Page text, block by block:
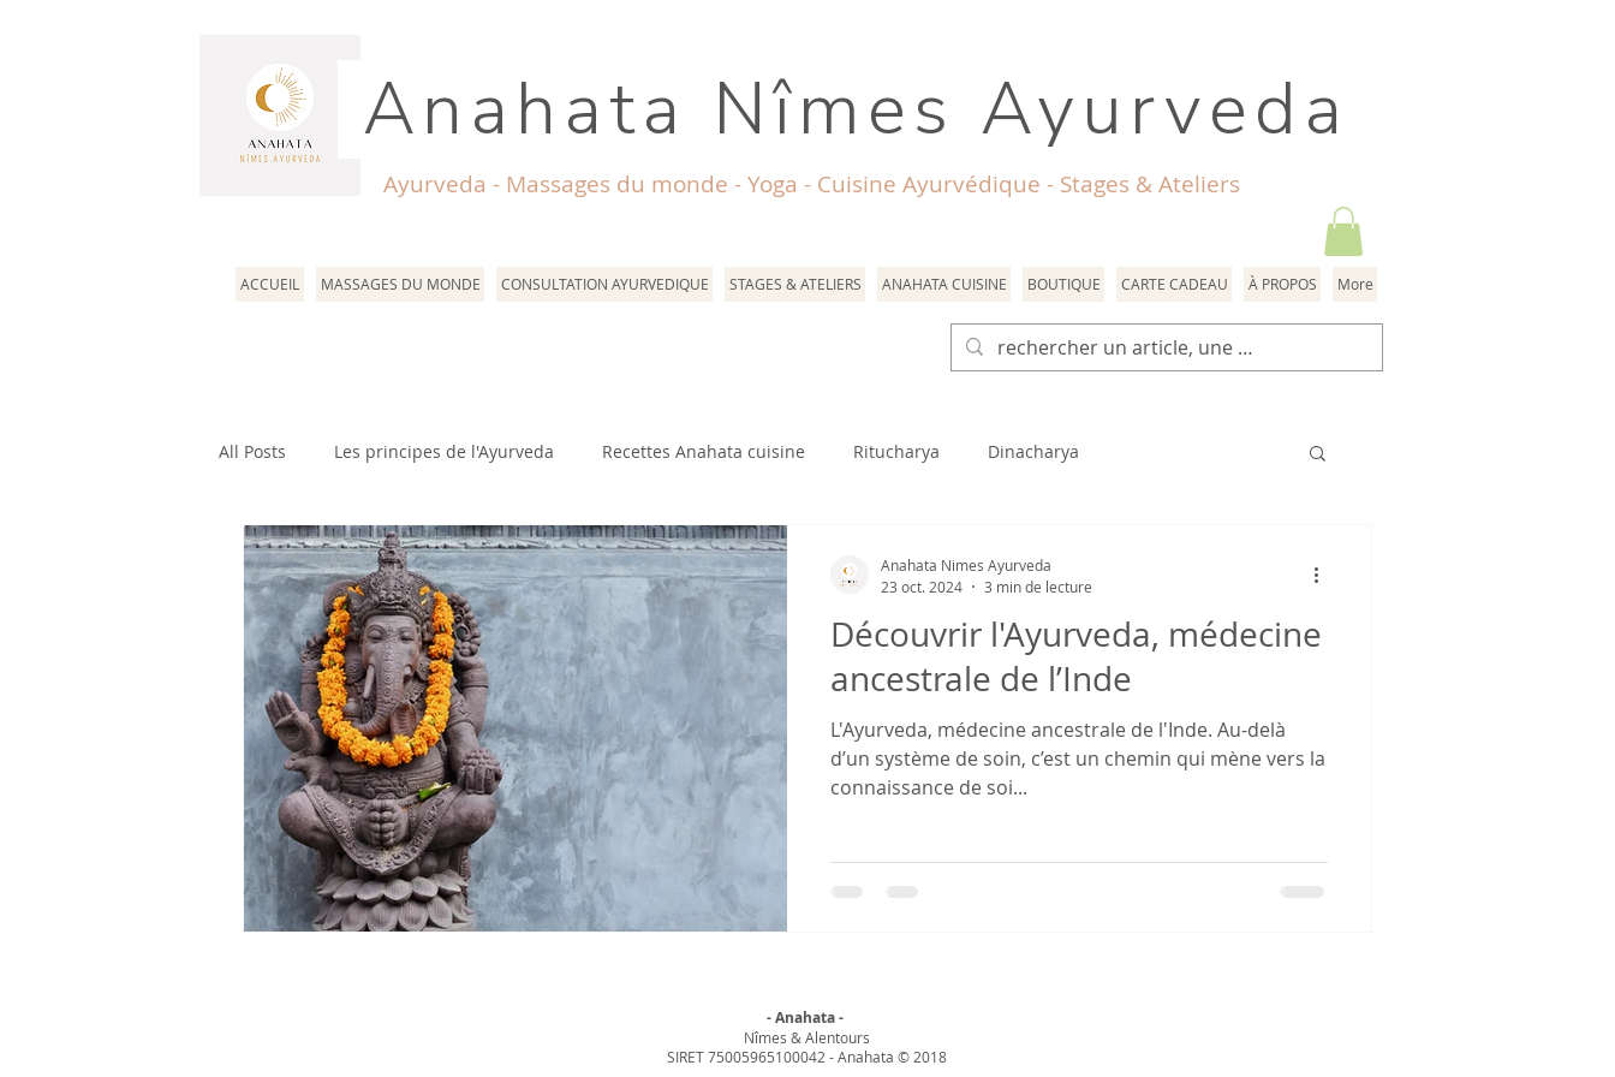
Anahata Nîmes Ayurveda
Ayurveda - Massages du monde - Yoga - Cuisine Ayurvédique - Stages & Ateliers
ACCUEIL MASSAGES DU MONDE CONSULTATION AYURVEDIQUE STAGES & ATELIERS ANAHATA CUISINE BOUTIQUE CARTE CADEAU À PROPOS More
All Posts Les principes de l'Ayurveda Recettes Anahata cuisine Ritucharya Dinacharya
Nutrition ayurvédique Yoga
Découvrir l'Ayurveda, médecine
ancestrale de l’Inde
L'Ayurveda, médecine ancestrale de l'Inde. Au-delà
d’un système de soin, c’est un chemin qui mène vers la
connaissance de soi...
Anahata Nimes Ayurveda
23 oct. 2024
3 min de lecture
- Anahata -
Nîmes & Alentours
SIRET 75005965100042 - Anahata © 2018